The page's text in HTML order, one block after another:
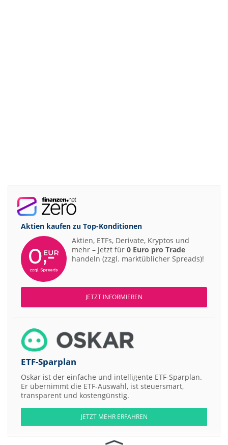
Aktien kaufen zu Top-Konditionen
Aktien, ETFs, Derivate, Kryptos und
mehr – jetzt für 0 Euro pro Trade
handeln (zzgl. marktüblicher Spreads)!
JETZT INFORMIEREN
ETF-Sparplan
Oskar ist der einfache und intelligente ETF-Sparplan.
Er übernimmt die ETF-Auswahl, ist steuersmart,
transparent und kostengünstig.
JETZT MEHR ERFAHREN